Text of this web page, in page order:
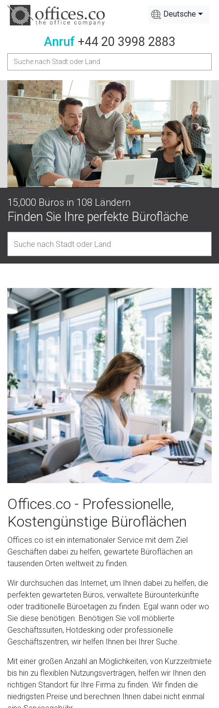
Deutsche
Anruf +44 20 3998 2883
15,000 Büros in 108 Ländern
Finden Sie Ihre perfekte Bürofläche
Offices.co - Professionelle,
Kostengünstige Büroflächen
Offices.co ist ein internationaler Service mit dem Ziel
Geschäften dabei zu helfen, gewartete Büroflächen an
tausenden Orten weltweit zu finden.
Wir durchsuchen das Internet, um Ihnen dabei zu helfen, die
perfekten gewarteten Büros, verwaltete Bürounterkünfte
oder traditionelle Büroetagen zu finden. Egal wann oder wo
Sie diese benötigen. Benötigen Sie voll möblierte
Geschäftssuiten, Hotdesking oder professionelle
Geschäftszentren, wir helfen Ihnen bei Ihrer Suche.
Mit einer großen Anzahl an Möglichkeiten, von Kurzzeitmiete
bis hin zu flexiblen Nutzungsverträgen, helfen wir Ihnen den
richtigen Standort für Ihre Firma zu finden. Wir finden die
niedrigsten Preise und berechnen Ihnen dabei nicht einmal